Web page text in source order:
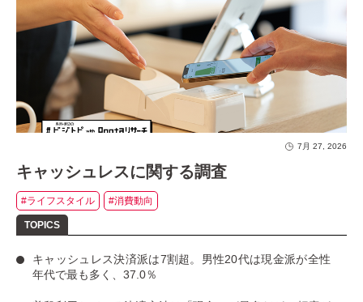
7月 27, 2026
キャッシュレスに関する調査
#ライフスタイル #消費動向
キャッシュレス決済派は7割超 。男性20代は現金派が全性
年代で最も多く、37.0％